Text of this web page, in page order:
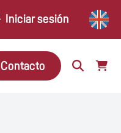
Iniciar sesión
Contacto